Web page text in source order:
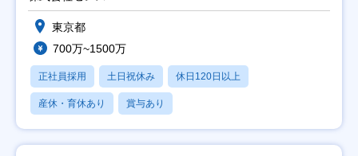
東京都
700万~1500万
正社員採用 土日祝休み 休日120日以上
産休・育休あり 賞与あり